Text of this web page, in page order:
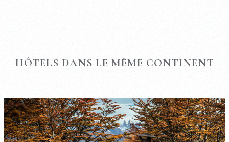
HÔTELS DANS LE MÊME CONTINENT